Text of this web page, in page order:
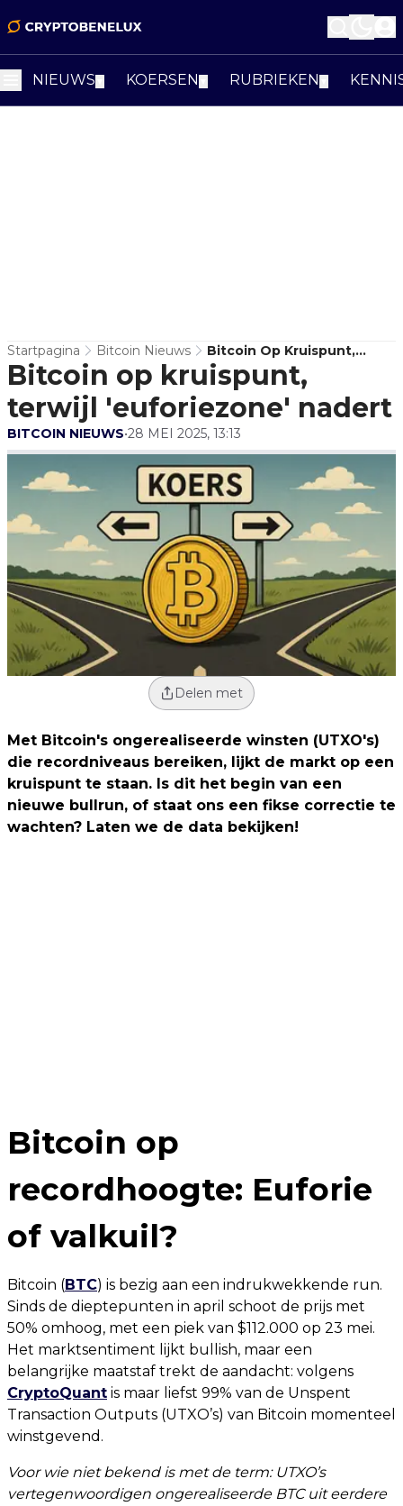
NIEUWS KOERSEN RUBRIEKEN
Startpagina Bitcoin Nieuws
Bitcoin Op Kruispunt,
Terwijl 'euforiezone'
Nadert
Bitcoin op kruispunt,
terwijl 'euforiezone' nadert
BITCOIN NIEUWS•28 MEI 2025, 13:13
Delen met
Met Bitcoin's ongerealiseerde winsten (UTXO's)
die recordniveaus bereiken, lijkt de markt op een
kruispunt te staan. Is dit het begin van een
nieuwe bullrun, of staat ons een fikse correctie te
wachten? Laten we de data bekijken!
Bitcoin op
recordhoogte: Euforie
of valkuil?
Bitcoin (BTC) is bezig aan een indrukwekkende run.
Sinds de dieptepunten in april schoot de prijs met
50% omhoog, met een piek van $112.000 op 23 mei.
Het marktsentiment lijkt bullish, maar een
belangrijke maatstaf trekt de aandacht: volgens
CryptoQuant is maar liefst 99% van de Unspent
Transaction Outputs (UTXO’s) van Bitcoin momenteel
winstgevend.
Voor wie niet bekend is met de term: UTXO’s
vertegenwoordigen ongerealiseerde BTC uit eerdere